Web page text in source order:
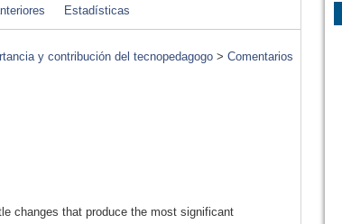
Estadísticas
y contribución del tecnopedagogo > Comentarios
changes that produce the most significant